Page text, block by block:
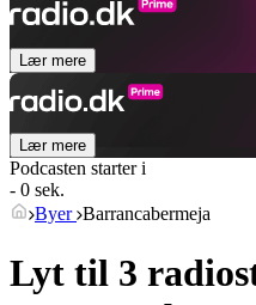
Lær mere
Lær mere
Podcasten starter i
- 0 sek.
Byer Barrancabermeja
Lyt til 3